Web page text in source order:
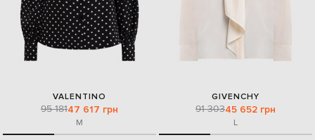
VALENTINO
95 18147 617 грн
M
GIVENCHY
91 30345 652 грн
L